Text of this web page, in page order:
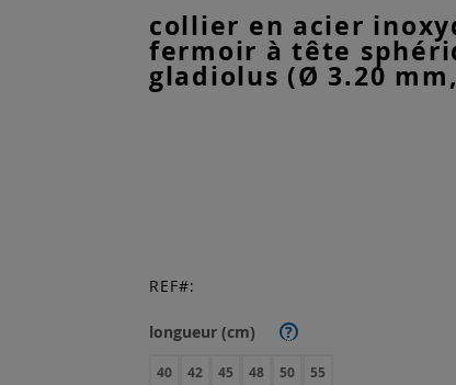
collier en acier
fermoir à tête
gladiolus (Ø 3.20
longueur (cm) ?
40 42 45 48 50 55
REF